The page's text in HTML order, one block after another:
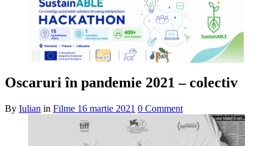
Oscaruri în pandemie 2021 – colectiv
By Iulian in Filme 16 martie 2021 0 Comment